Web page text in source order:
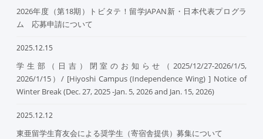
2026年度（第18期）トビタテ！留学JAPAN新・日本代表プログラ
ム 応募申請について
2025.12.15
学生部（日吉）閉室のお知らせ（2025/12/27-2026/1/5,
2026/1/15）/ [Hiyoshi Campus (Independence Wing) ] Notice of
Winter Break (Dec. 27, 2025 -Jan. 5, 2026 and Jan. 15, 2026)
2025.12.12
東亜留学生育友会による奨学生（寄宿舎提供）募集について